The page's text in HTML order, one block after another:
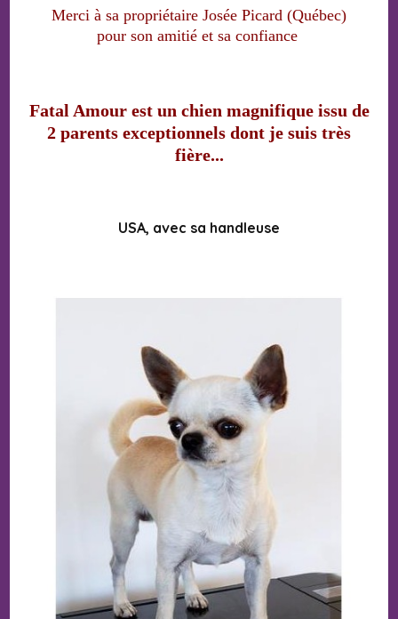
Merci à sa propriétaire Josée Picard (Québec)
pour son amitié et sa confiance
Fatal Amour est un chien magnifique issu de
2 parents exceptionnels dont je suis très
fière...
USA, avec sa handleuse